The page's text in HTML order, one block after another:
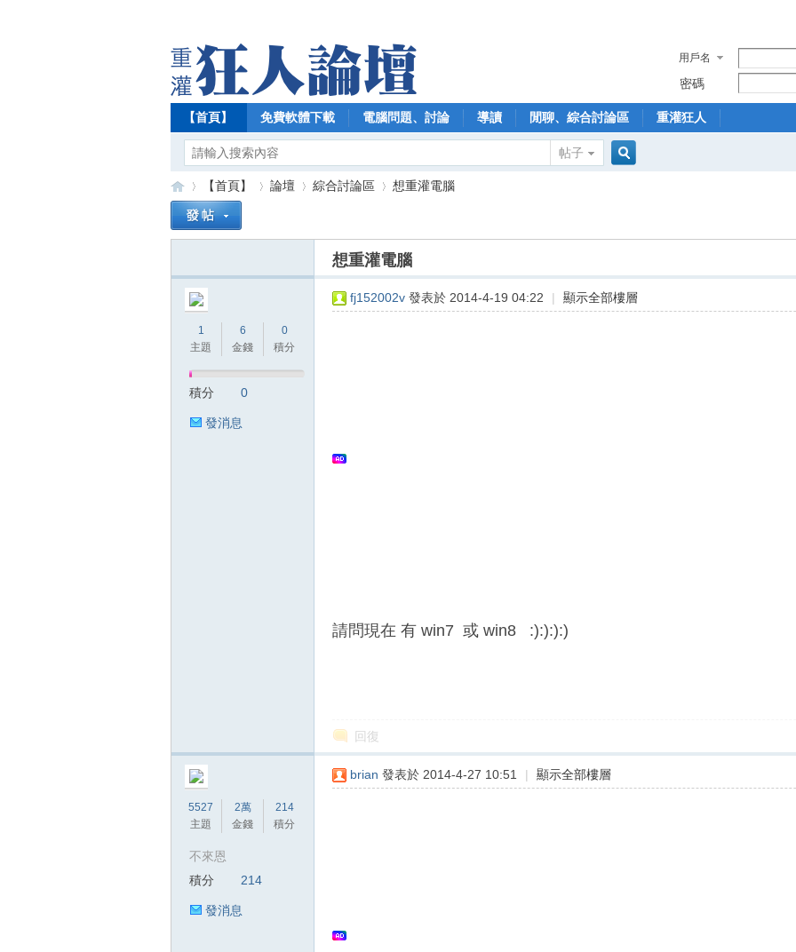
用戶名
密碼
【首頁】 免費軟體下載 電腦問題、討論 導讀 閒聊、綜合討論區 重灌狂人
帖子
【首頁】 論壇 綜合討論區
›
想重灌電腦
想重灌電腦
1
主題
6
金錢
0
積分
積分 0
發消息
fj152002v 發表於 2014-4-19 04:22 | 顯示全部樓層
請問現在 有 win7 或 win8 :):):):)
回復
5527
主題
2萬
金錢
214
積分
不來恩
積分
214
發消息
brian 發表於 2014-4-27 10:51 | 顯示全部樓層